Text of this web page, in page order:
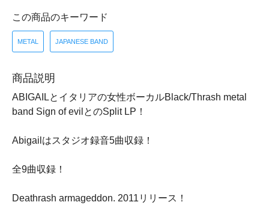
この商品のキーワード
METAL JAPANESE BAND
商品説明
ABIGAILとイタリアの女性ボーカルBlack/Thrash metal
band Sign of evilとのSplit LP！
Abigailはスタジオ録音5曲収録！
全9曲収録！
Deathrash armageddon. 2011リリース！